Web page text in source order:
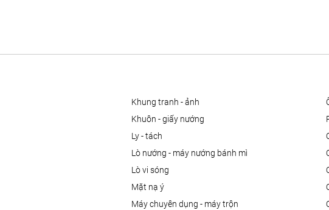
khung tranh - ảnh
khuôn - giấy nướng
ly - tách
lò nướng - máy nướng bánh mì
lò vi sóng
mặt nạ ý
máy chuyên dụng - máy trộn